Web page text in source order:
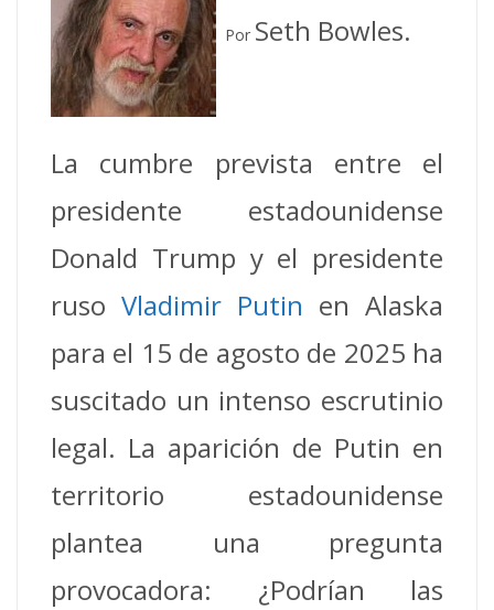
Por Seth Bowles.
La cumbre prevista entre el
presidente estadounidense
Donald Trump y el presidente
ruso Vladimir Putin en Alaska
para el 15 de agosto de 2025 ha
suscitado un intenso escrutinio
legal. La aparición de Putin en
territorio estadounidense
plantea una pregunta
provocadora: ¿Podrían las